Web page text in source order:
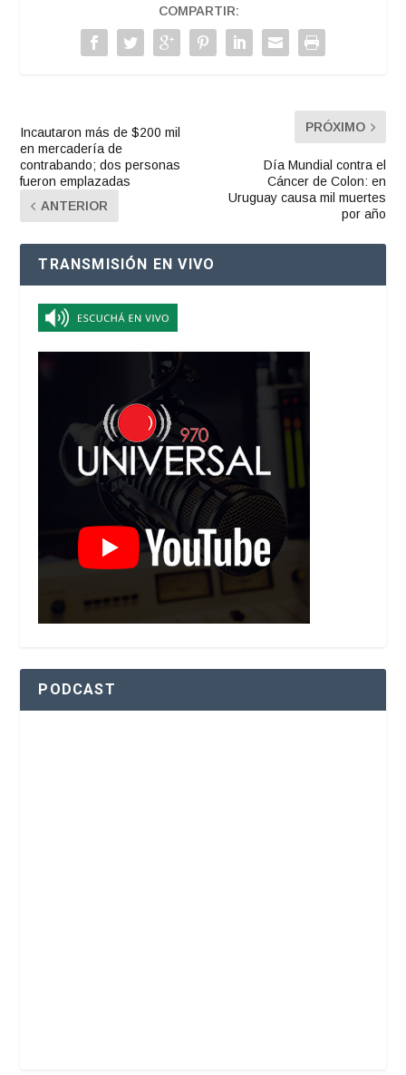
COMPARTIR:
Incautaron más de $200 mil
en mercadería de
contrabando; dos personas
fueron emplazadas
ANTERIOR
PRÓXIMO
Día Mundial contra el
Cáncer de Colon: en
Uruguay causa mil muertes
por año
TRANSMISIÓN EN VIVO
PODCAST